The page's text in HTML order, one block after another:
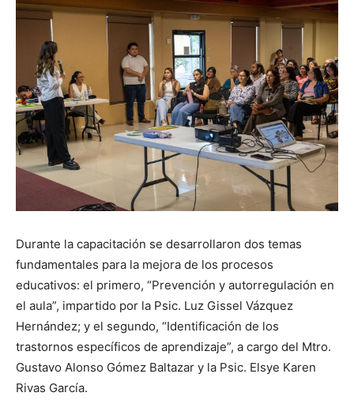
Durante la capacitación se desarrollaron dos temas
fundamentales para la mejora de los procesos
educativos: el primero, “Prevención y autorregulación en
el aula”, impartido por la Psic. Luz Gissel Vázquez
Hernández; y el segundo, “Identificación de los
trastornos específicos de aprendizaje”, a cargo del Mtro.
Gustavo Alonso Gómez Baltazar y la Psic. Elsye Karen
Rivas García.